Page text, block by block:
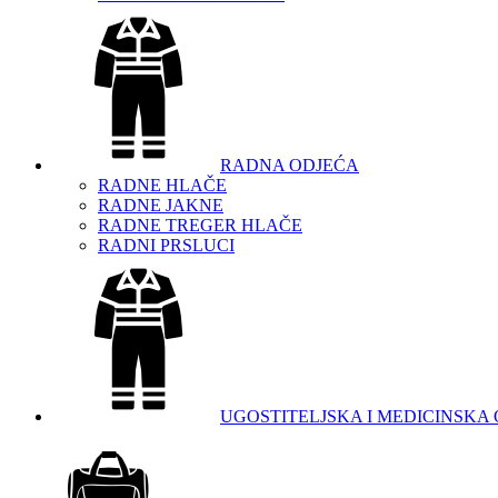
RADNA ODJEĆA
RADNE HLAČE
RADNE JAKNE
RADNE TREGER HLAČE
RADNI PRSLUCI
UGOSTITELJSKA I MEDICINSKA